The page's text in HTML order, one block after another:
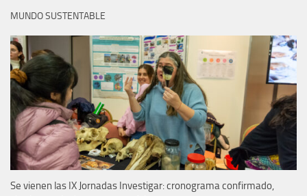
MUNDO SUSTENTABLE
Se vienen las IX Jornadas Investigar: cronograma confirmado,